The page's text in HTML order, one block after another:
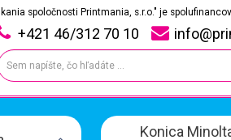
spoločnosti Printmania, s.r.o." je
+421 46/312 70 10
Konica